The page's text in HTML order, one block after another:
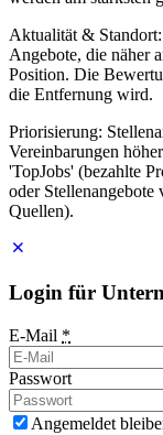
Aktualität &
Angebote, die näher
Position. Die
die Entfernung wird.
Priorisierung:
Vereinbarungen
'TopJobs' (bezahlte
oder Stellenangebote
Quellen).
Login für
E-Mail *
Passwort
Angemeldet